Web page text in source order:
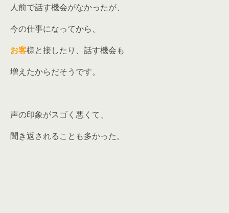
人前で話す機会がなかったが、
今の仕事になってから、
お客様と接したり、話す機会も
増えたからだそうです。
声の印象がスゴく悪くて、
聞き返されることも多かった。